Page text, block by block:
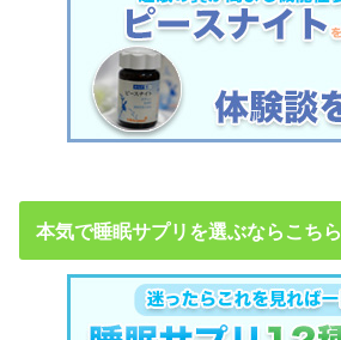
本気で睡眠サプリを選ぶならこちら